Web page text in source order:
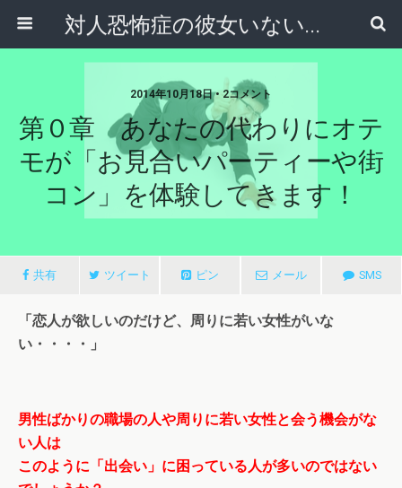
対人恐怖症の彼女いない歴＝年齢男『オテモ』の大逆転恋愛物語！
2014年10月18日 • 2コメント
第０章 あなたの代わりにオテ
モが「お見合いパーティーや街
コン」を体験してきます！
共有 ツイート ピン メール SMS
「恋人が欲しいのだけど、周りに若い女性がいな
い・・・・」
男性ばかりの職場の人や周りに若い女性と会う機会がな
い人は
このように「出会い」に困っている人が多いのではない